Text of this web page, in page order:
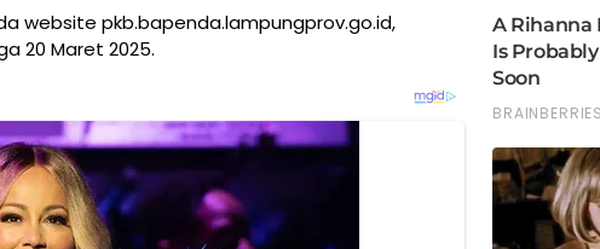
website pkb.bapenda.lampungprov.go.id,
20 Maret 2025.